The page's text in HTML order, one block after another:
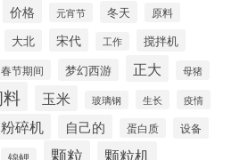
价格 元宵节 冬天 原料
大北 宋代 工作 搅拌机
春节期间 梦幻西游 正大 母猪
玉米 玻璃钢 生长 疫情
粉碎机 自己的 蛋白质 设备
颗粒 颗粒机